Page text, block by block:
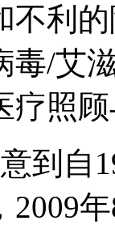
不利
毒/艾
疗照
到自
2009